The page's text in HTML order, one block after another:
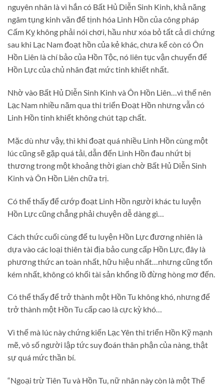
nguyên nhân là vì hắn có Bất Hủ Diễn Sinh Kinh, khả năng
ngâm tụng kinh văn để tịnh hóa Linh Hồn của công pháp
Cấm Kỵ không phải nói chơi, hầu như xóa bỏ tất cả di chứng
sau khi Lạc Nam đoạt hồn của kẻ khác, chưa kể còn có Ôn
Hồn Liên là chí bảo của Hồn Tộc, nó liên tục vận chuyển để
Hồn Lực của chủ nhân đạt mức tinh khiết nhất.
Nhờ vào Bất Hủ Diễn Sinh Kinh và Ôn Hồn Liên…vì thế nên
Lạc Nam nhiều năm qua thi triển Đoạt Hồn nhưng vẫn có
Linh Hồn tinh khiết không chút tạp chất.
Mặc dù như vậy, thì khi đoạt quá nhiều Linh Hồn cùng một
lúc cũng sẽ gặp quá tải, dẫn đến Linh Hồn đau nhứt bị
thương trong một khoảng thời gian chờ Bất Hủ Diễn Sinh
Kinh và Ôn Hồn Liên chữa trị.
Có thể thấy để cướp đoạt Linh Hồn người khác tu luyện
Hồn Lực cũng chẳng phải chuyện dễ dàng gì…
Cách thức cuối cùng để tu luyện Hồn Lực đương nhiên là
dựa vào các loại thiên tài địa bảo cung cấp Hồn Lực, đây là
phương thức an toàn nhất, hữu hiệu nhất…nhưng cũng tốn
kém nhất, không có khối tài sản khổng lồ đừng hòng mơ đến.
Có thể thấy để trở thành một Hồn Tu không khó, nhưng để
trở thành một Hồn Tu cấp cao là cực kỳ khó…
Vì thế mà lúc này chứng kiến Lạc Yên thi triển Hồn Kỹ mạnh
mẽ, vô số người lập tức suy đoán thân phận của nàng, thật
sự quá mức thần bí.
“Ngoại trừ Tiên Tu và Hồn Tu, nữ nhân này còn là một Thể